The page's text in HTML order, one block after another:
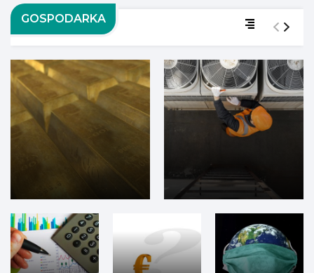
GOSPODARKA